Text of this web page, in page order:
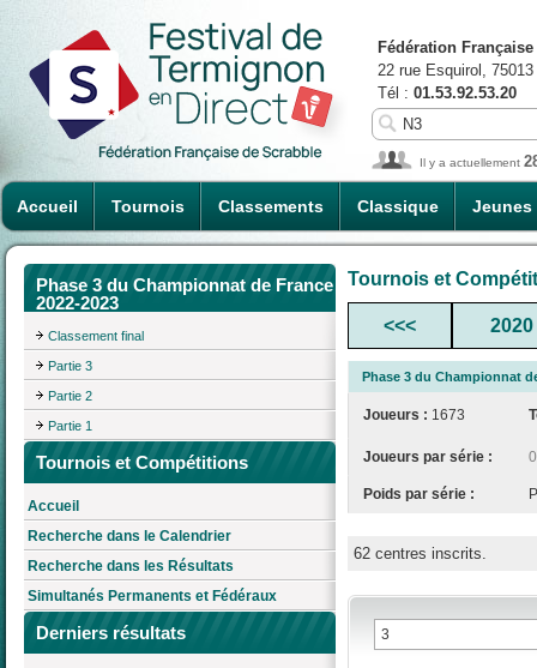
Accueil Tournois Classements Classique Jeunes
Fédération
22 rue Esquirol,
Tél : 01.53.92.53.20
Il y a actuellement
Phase 3 du Championnat de France
2022-2023
Classement final
Partie 3
Partie 2
Partie 1
Tournois et Compétitions
Accueil
Recherche dans le Calendrier
Recherche dans les Résultats
Simultanés Permanents et Fédéraux
Derniers résultats
Tournois et
<<< 2020
Phase 3 du Championnat
Joueurs : 1673
Joueurs par série :
Poids par série :
62 centres inscrits.